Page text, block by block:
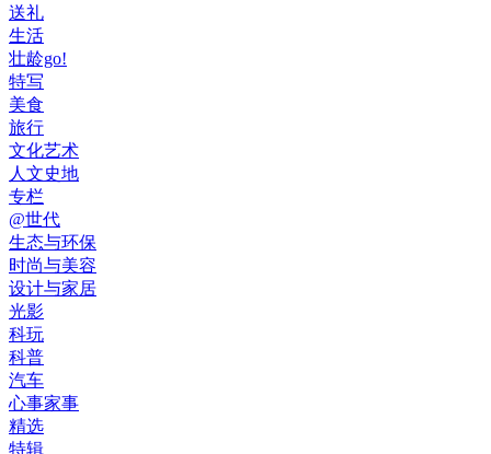
送礼
生活
壮龄go!
特写
美食
旅行
文化艺术
人文史地
专栏
@世代
生态与环保
时尚与美容
设计与家居
光影
科玩
科普
汽车
心事家事
精选
特辑